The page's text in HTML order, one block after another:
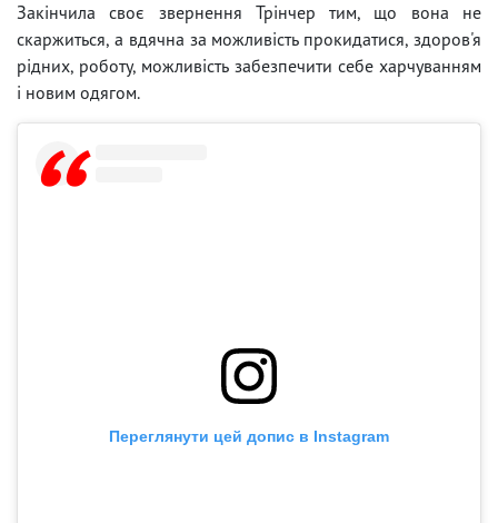
Закінчила своє звернення Трінчер тим, що вона не
скаржиться, а вдячна за можливість прокидатися, здоров'я
рідних, роботу, можливість забезпечити себе харчуванням
і новим одягом.
Переглянути цей допис в Instagram